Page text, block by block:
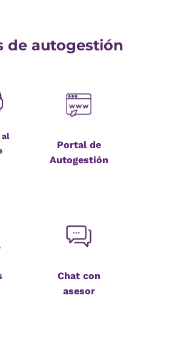
de autogestión
al
Portal de
Autogestión
Chat con
asesor